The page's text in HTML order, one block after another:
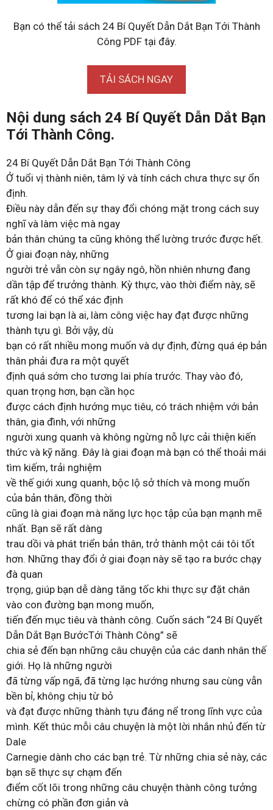
Bạn có thể tải sách 24 Bí Quyết Dẫn Dắt Bạn Tới Thành
Công PDF tại đây.
TẢI SÁCH NGAY
Nội dung sách 24 Bí Quyết Dẫn Dắt Bạn
Tới Thành Công.
24 Bí Quyết Dẫn Dắt Bạn Tới Thành Công
Ở tuổi vị thành niên, tâm lý và tính cách chưa thực sự ổn
định.
Điều này dẫn đến sự thay đổi chóng mặt trong cách suy
nghĩ và làm việc mà ngay
bản thân chúng ta cũng không thể lường trước được hết.
Ở giai đoạn này, những
người trẻ vẫn còn sự ngây ngô, hồn nhiên nhưng đang
dần tập để trưởng thành. Kỳ thực, vào thời điểm này, sẽ
rất khó để có thể xác định
tương lai bạn là ai, làm công việc hay đạt được những
thành tựu gì. Bởi vậy, dù
bạn có rất nhiều mong muốn và dự định, đừng quá ép bản
thân phải đưa ra một quyết
định quá sớm cho tương lai phía trước. Thay vào đó,
quan trọng hơn, bạn cần học
được cách định hướng mục tiêu, có trách nhiệm với bản
thân, gia đình, với những
người xung quanh và không ngừng nỗ lực cải thiện kiến
thức và kỹ năng. Đây là giai đoạn mà bạn có thể thoải mái
tìm kiếm, trải nghiệm
về thế giới xung quanh, bộc lộ sở thích và mong muốn
của bản thân, đồng thời
cũng là giai đoạn mà năng lực học tập của bạn mạnh mẽ
nhất. Bạn sẽ rất dàng
trau dồi và phát triển bản thân, trở thành một cái tôi tốt
hơn. Những thay đổi ở giai đoạn này sẽ tạo ra bước chạy
đà quan
trọng, giúp bạn dễ dàng tăng tốc khi thực sự đặt chân
vào con đường bạn mong muốn,
tiến đến mục tiêu và thành công. Cuốn sách “24 Bí Quyết
Dẫn Dắt Bạn BướcTới Thành Công” sẽ
chia sẻ đến bạn những câu chuyện của các danh nhân thế
giới. Họ là những người
đã từng vấp ngã, đã từng lạc hướng nhưng sau cùng vẫn
bền bỉ, không chịu từ bỏ
và đạt được những thành tựu đáng nể trong lĩnh vực của
mình. Kết thúc mỗi câu chuyện là một lời nhắn nhủ đến từ
Dale
Carnegie dành cho các bạn trẻ. Từ những chia sẻ này, các
bạn sẽ thực sự chạm đến
điểm cốt lõi trong những câu chuyện thành công tưởng
chừng có phần đơn giản và